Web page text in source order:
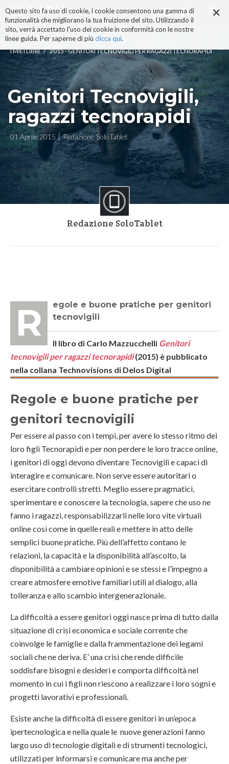
×
Questo sito fa uso di cookie, i cookie consentono una gamma di
funzionalità che migliorano la tua fruizione del sito. Utilizzando il
sito, verrà accettato l'uso dei cookie in conformità con le nostre
linee guida. Per saperne di più clicca qui.
ai
contenuti.
|
alla
navigazione
I MIEI LIBRI / 2015 - GENITORI TECNOVIGILI PER RAGAZZI TECNORAPIDI
Genitori Tecnovigili,
ragazzi tecnorapidi
01 Aprile 2015 Redazione SoloTablet
Redazione SoloTablet
Regole e buone pratiche per genitori tecnovigili
Il libro di Carlo Mazzucchelli Genitori
tecnovigili per ragazzi tecnorapidi(2015) è pubblicato
nella collana Technovisions di Delos Digital
Regole e buone pratiche per
genitori tecnovigili
Per essere al passo con i tempi, per avere lo stesso ritmo dei
loro figli Tecnorapidi e per non perdere le loro tracce online,
i genitori di oggi devono diventare Tecnovigili e capaci di
interagire e comunicare. Non serve essere autoritari o
esercitare controlli stretti. Meglio essere pragmatici,
sperimentare e conoscere la tecnologia, sapere che uso ne
fanno i ragazzi, responsabilizzarli nelle loro vite virtuali
online così come in quelle reali e mettere in atto delle
semplici buone pratiche. Più dell’affetto contano le
relazioni, la capacità e la disponibilità all’ascolto, la
disponibilità a cambiare opinioni e se stessi e l’impegno a
creare atmosfere emotive familiari utili al dialogo, alla
tolleranza e allo scambio intergenerazionale.
La difficoltà a essere genitori oggi nasce prima di tutto dalla
situazione di crisi economica e sociale corrente che
coinvolge le famiglie e dalla frammentazione dei legami
sociali che ne deriva. E’ una crisi che rende difficile
soddisfare bisogni e desideri e comporta difficoltà nel
momento in cui i figli non riescono a realizzare i loro sogni e
progetti lavorativi e professionali.
Esiste anche la difficoltà di essere genitori in un’epoca
ipertecnologica e nella quale le nuove generazioni fanno
largo uso di tecnologie digitali e di strumenti tecnologici,
utilizzati per informarsi e comunicare ma anche per